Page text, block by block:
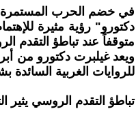
في خضم الحرب المستمرة
متوقفاً عند تباطؤ التقدم
ويعد غيلبرت دكتورو من
للروايات الغربية السائدة
تباطؤ التقدم الروسي يثير